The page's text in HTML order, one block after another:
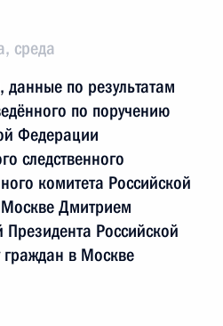
среда
по результатам
по поручению
Федерации
следственного
комитета Российской
Дмитрием
Российской
в Москве